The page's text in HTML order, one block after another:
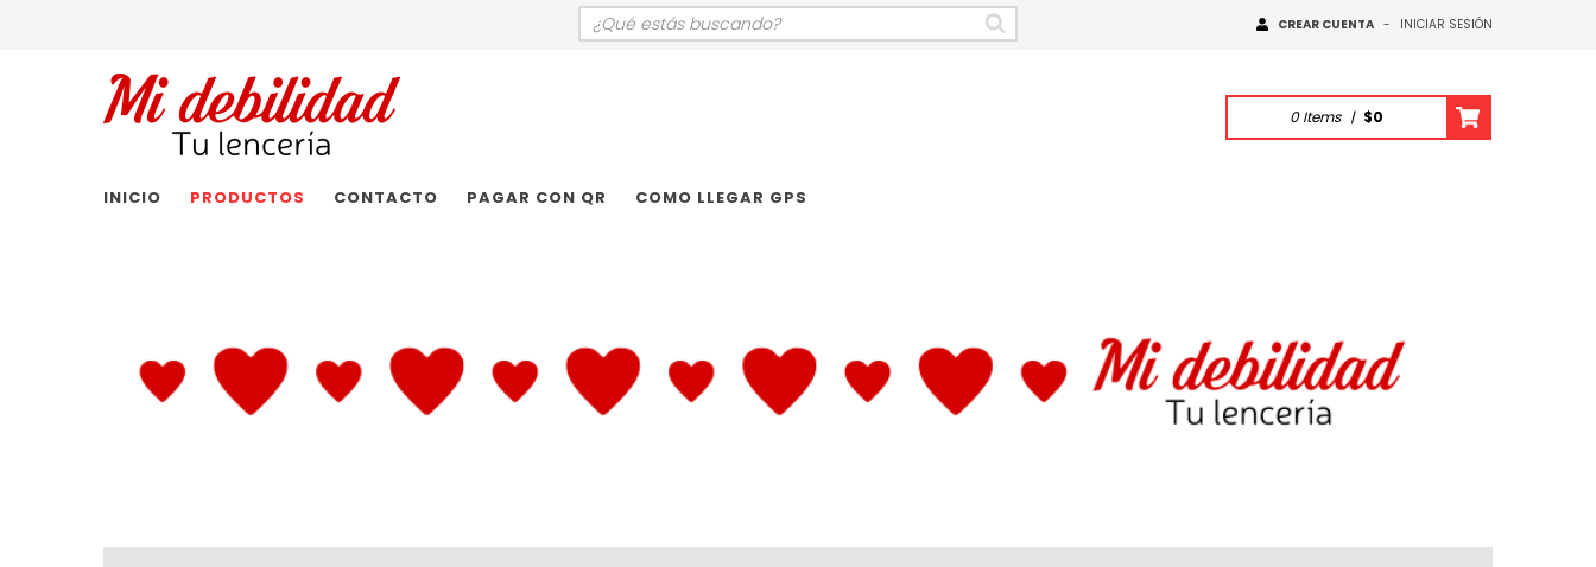
CREAR CUENTA - INICIAR SESIÓN
0Items | $0
INICIO PRODUCTOS CONTACTO PAGAR CON QR COMO LLEGAR GPS